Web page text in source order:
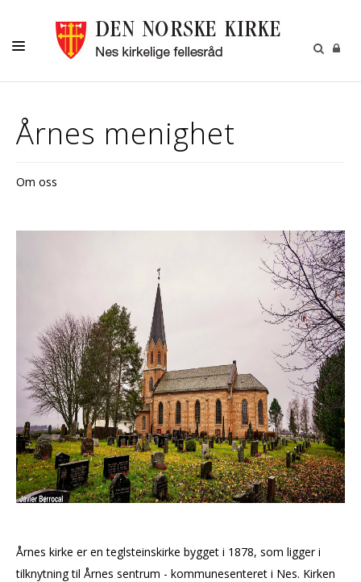
KONFIRMASJON
Årnes menighet
Om oss
Årnes kirke er en teglsteinskirke bygget i 1878, som ligger i
tilknytning til Årnes sentrum - kommunesenteret i Nes. Kirken